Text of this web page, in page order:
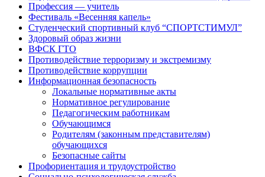
Профессия — учитель
Фестиваль «Весенняя капель»
Студенческий спортивный клуб “СПОРТСТИМУЛ”
Здоровый образ жизни
ВФСК ГТО
Противодействие терроризму и экстремизму
Противодействие коррупции
Информационная безопасность
Локальные нормативные акты
Нормативное регулирование
Педагогическим работникам
Обучающимся
Родителям (законным представителям)
обучающихся
Безопасные сайты
Профориентация и трудоустройство